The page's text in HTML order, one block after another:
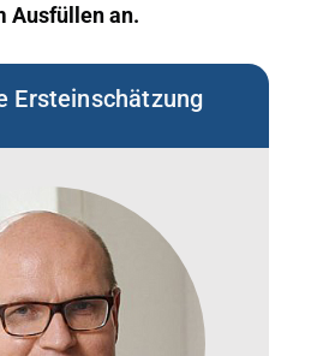
Ausfüllen an.
Ersteinschätzung